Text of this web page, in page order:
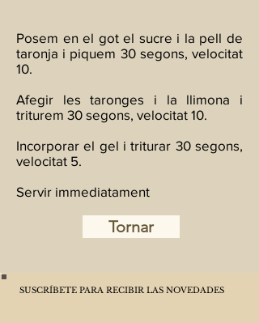
Posem en el got el sucre i la pell de
taronja i piquem 30 segons, velocitat
10.
Afegir les taronges i la llimona i
triturem 30 segons, velocitat 10.
Incorporar el gel i triturar 30 segons,
velocitat 5.
Servir immediatament
Tornar
SUSCRÍBETE PARA RECIBIR LAS NOVEDADES